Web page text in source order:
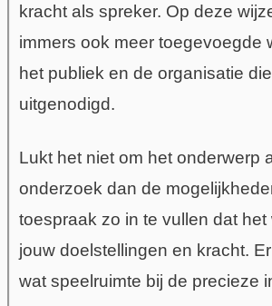
kracht als spreker. Op deze
immers ook meer toegevoegde
het publiek en de organisatie
uitgenodigd.
Lukt het niet om het onderwerp
onderzoek dan de
toespraak zo in te vullen dat het
jouw doelstellingen en kracht.
wat speelruimte bij de precieze